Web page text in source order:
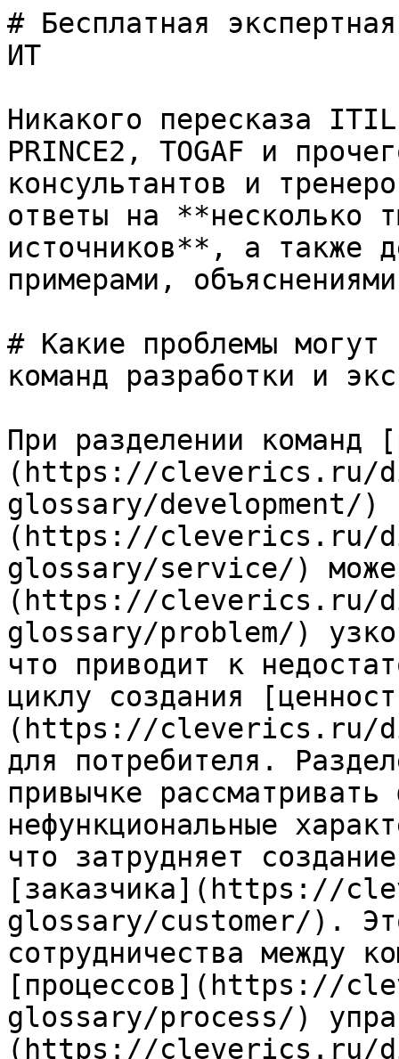
# Бесплатная
ИТ
Никакого пересказа
PRINCE2, TOGAF и
консультантов и
ответы на **несколько
источников**, а также
примерами,
# Какие проблемы могут
команд разработки и
При разделении команд
(https://cleverics.ru/
glossary/development/)
(https://cleverics.ru/
glossary/service/)
(https://cleverics.ru/
glossary/problem/)
что приводит к
циклу создания
(https://cleverics.ru/
для потребителя.
привычке
нефункциональные
что затрудняет
[заказчика](https://
glossary/customer/).
сотрудничества между
[процессов](https://
glossary/process/)
(https://cleverics.ru/